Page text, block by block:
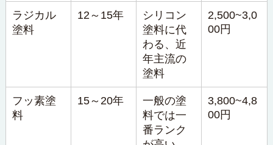
ラジカル
塗料
12～15年
シリコン
塗料に代
わる、近
年主流の
塗料
2,500~3,0
00円
フッ素塗
料
15～20年
一般の塗
料では一
番ランク
3,800~4,8
00円